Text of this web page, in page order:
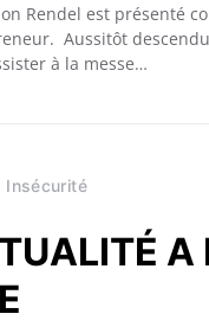
Rendel est présenté
Aussitôt
à la messe…
Insécurité
A